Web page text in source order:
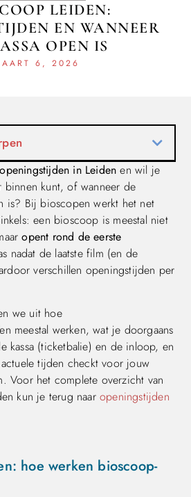
LEIDEN:
EN WANNEER
OPEN IS
6, 2026
in Leiden en wil je
binnen kunt, of wanneer de
is? Bij bioscopen werkt het net
een bioscoop is meestal niet
opent rond de eerste
nadat de laatste film (en de
verschillen openingstijden per
we uit hoe
meestal werken, wat je doorgaans
kassa (ticketbalie) en de inloop, en
tijden checkt voor jouw
Voor het complete overzicht van
kun je terug naar openingstijden
hoe werken bioscoop-